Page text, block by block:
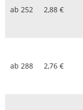
ab 252 2,88 €
ab 288 2,76 €